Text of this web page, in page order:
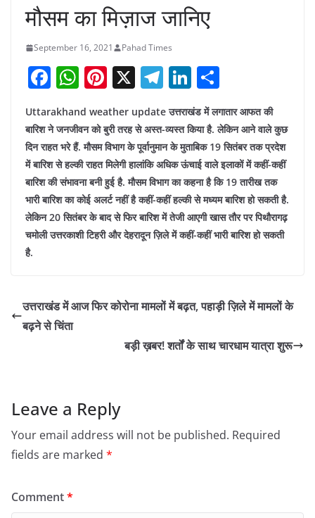
मौसम का मिज़ाज जानिए
September 16, 2021 Pahad Times
F
a
c
e
b
o
o
k
W
h
at
s
A
p
p
Pi
nt
er
e
st
X T
e
gr
a
m
Li
n
k
e
dI
n
ar
e
Uttarakhand weather update उत्तराखंड में लगातार आफत की
बारिश ने जनजीवन को बुरी तरह से अस्त-व्यस्त किया है. लेकिन आने वाले कुछ
दिन राहत भरे हैं. मौसम विभाग के पूर्वानुमान के मुताबिक 19 सितंबर तक प्रदेश
में बारिश से हल्की राहत मिलेगी हालांकि अधिक ऊंचाई वाले इलाकों में कहीं-कहीं
बारिश की संभावना बनी हुई है. मौसम विभाग का कहना है कि 19 तारीख तक
भारी बारिश का कोई अलर्ट नहीं है कहीं-कहीं हल्की से मध्यम बारिश हो सकती है.
लेकिन 20 सितंबर के बाद से फिर बारिश में तेजी आएगी खास तौर पर पिथौरागढ़
चमोली उत्तरकाशी टिहरी और देहरादून ज़िले में कहीं-कहीं भारी बारिश हो सकती
है.
उत्तराखंड में आज फिर कोरोना मामलों में बढ़त, पहाड़ी ज़िले में मामलों के
बढ़ने से चिंता
बड़ी ख़बर! शर्तों के साथ चारधाम यात्रा शुरू
Leave a Reply
Your email address will not be published. Required
fields are marked *
Comment*